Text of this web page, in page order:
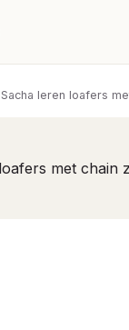
Sacha leren loafers